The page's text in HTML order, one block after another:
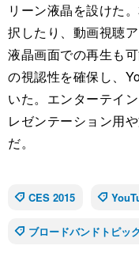
リーン液晶を設けた
択したり、動画視聴
液晶画面での再生も
の視認性を確保し、
いた。エンターテイ
レゼンテーション用
だ。
CES 2015
ブロードバンドトピッ